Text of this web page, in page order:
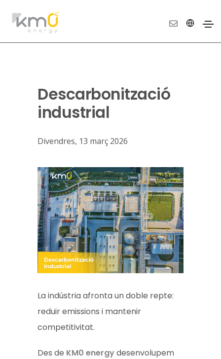
Descarbonització
industrial
Divendres, 13 març 2026
La indústria afronta un doble repte:
reduir emissions i mantenir
competitivitat.
Des de KM0 energydesenvolupem